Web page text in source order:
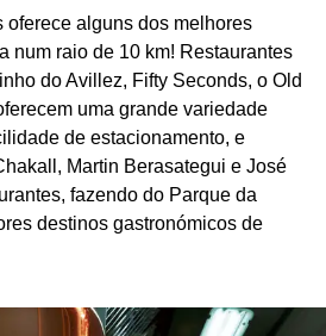
oferece alguns dos melhores
num raio de 10 km! Restaurantes
do Avillez, Fifty Seconds, o Old
uma grande variedade
de estacionamento, e
Martin Berasategui e José
fazendo do Parque da
destinos gastronómicos de